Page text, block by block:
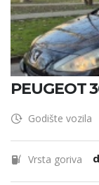
PEUGEOT
Godište vozila
Vrsta goriva